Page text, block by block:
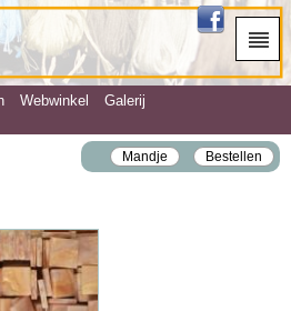
Webwinkel
Galerij
Mandje Bestellen